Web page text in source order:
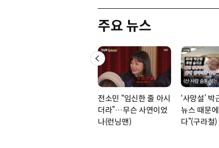
주요 뉴스
전소민 “임신한 줄 아시
더라”…무슨 사연이었
나(런닝맨)
‘사망설’
뉴스 때문
다”(구라철)